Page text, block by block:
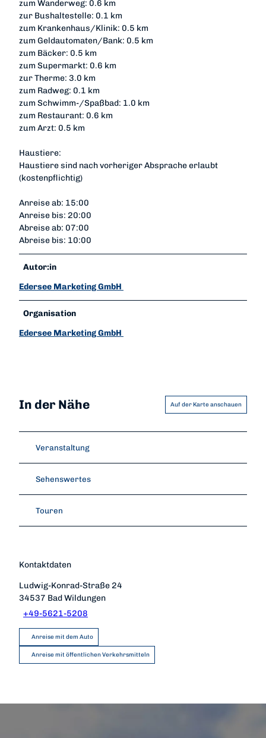
zum Wanderweg: 0.6 km
zur Bushaltestelle: 0.1 km
zum Krankenhaus/Klinik: 0.5 km
zum Geldautomaten/Bank: 0.5 km
zum Bäcker: 0.5 km
zum Supermarkt: 0.6 km
zur Therme: 3.0 km
zum Radweg: 0.1 km
zum Schwimm-/Spaßbad: 1.0 km
zum Restaurant: 0.6 km
zum Arzt: 0.5 km
Haustiere:
Haustiere sind nach vorheriger Absprache erlaubt
(kostenpflichtig)
Anreise ab: 15:00
Anreise bis: 20:00
Abreise ab: 07:00
Abreise bis: 10:00
Autor:in
Edersee Marketing GmbH
Organisation
Edersee Marketing GmbH
In der Nähe Auf der Karte anschauen
Veranstaltung
Sehenswertes
Touren
Kontaktdaten
Ludwig-Konrad-Straße 24
34537 Bad Wildungen
+49-5621-5208
Anreise mit dem Auto
Anreise mit öffentlichen Verkehrsmitteln